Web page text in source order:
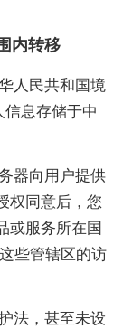
内转移
人民共和国境
信息存储于中
器向用户提供
权同意后，您
或服务所在国
些管辖区的访
法，甚至未设